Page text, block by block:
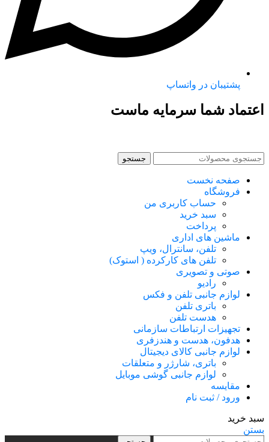
پشتیبان در واتساپ
اعتماد شما سرمایه ماست
جستجو
صفحه نخست
فروشگاه
حساب کاربری من
سبد خرید
پرداخت
ماشین های اداری
تلفن، سانترال، ویپ
تلفن های کارکرده ( استوک)
صوتی و تصویری
رادیو
لوازم جانبی تلفن و فکس
باتری تلفن
هدست تلفن
تجهیزات ارتباطات سازمانی
هدفون، هدست و هندزفری
لوازم جانبی کالای دیجیتال
باتری، شارژر و متعلقات
لوازم جانبی گوشی موبایل
مقایسه
ورود / ثبت نام
سبد خرید
بستن